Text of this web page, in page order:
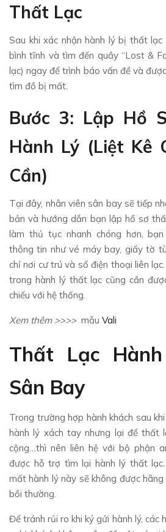
Thất Lạc
Sau khi xác nhận hành lý bị thất
bình tĩnh và tìm đến quầy “Lost &
lạc) ngay để trình báo vấn đề và
tìm đồ bị mất.
Bước 3: Lập Hồ
Hành Lý (liệt Kê
Cần)
Tại đây, nhân viên sân bay sẽ tiếp
bản và hướng dẫn bạn lập hồ sơ
làm thủ tục nhanh chóng hơn,
thông tin như vé máy bay, giấy tờ
chỉ nơi cư trú và số điện thoại liên
trong hành lý thất lạc cũng cần
chiếu với hệ thống.
Xem thêm >>>>mẫu Vali
Thất Lạc
Sân Bay
Trong trường hợp hành khách sau
hành lý xách tay nhưng lại để thất
cộng…thì nên liên hệ với bộ phận
được hỗ trợ tìm lại hành lý thất
mất hành lý này sẽ không được
bồi thường.
Để tránh rủi ro khi ký gửi hành lý, các